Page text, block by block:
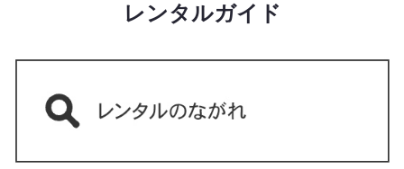
レンタルガイド